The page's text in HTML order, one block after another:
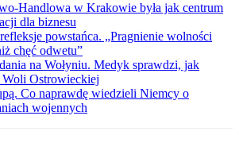
Handlowa w Krakowie była jak centrum
dla biznesu
powstańca. „Pragnienie wolności
chęć odwetu”
na Wołyniu. Medyk sprawdzi, jak
Ostrowieckiej
Co naprawdę wiedzieli Niemcy o
wojennych